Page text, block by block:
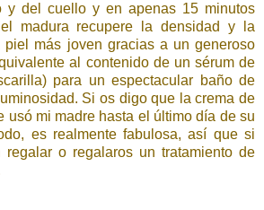
y del cuello y en apenas 15 minutos
madura recupere la densidad y la
piel más joven gracias a un generoso
al contenido de un sérum de
para un espectacular baño de
Si os digo que la crema de
usó mi madre hasta el último día de su
es realmente fabulosa, así que si
regalar o regalaros un tratamiento de